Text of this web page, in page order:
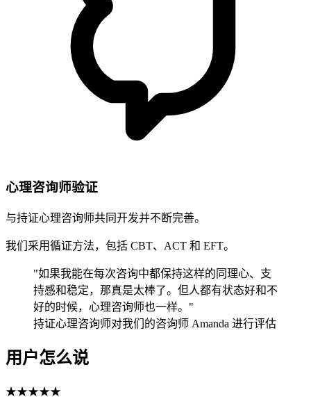
心理咨询师验证
与持证心理咨询师共同开发并不断完善。
我们采用循证方法，包括 CBT、ACT 和 EFT。
"如果我能在每次咨询中都保持这样的同理心、支
持感和稳定，那真是太棒了。但人都有状态好和不
好的时候，心理咨询师也一样。"
持证心理咨询师对我们的咨询师 Amanda 进行评估
用户怎么说
★★★★★